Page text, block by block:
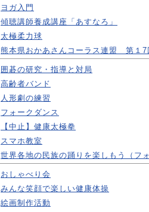
ヨガ入門
傾聴講師養成講座「あすなろ」
太極柔力球
熊本県おかあさんコーラス連盟 第１7
囲碁の研究・指導と対局
高齢者バンド
人形劇の練習
フォークダンス
【中止】健康太極拳
スマホ教室
世界各地の民族の踊りを楽しもう（フ
おしゃべり会
みんな笑顔で楽しい健康体操
絵画制作活動